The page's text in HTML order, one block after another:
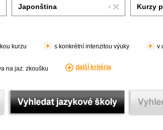
kurzu s konkrétní intenzitou výuky v
na jaz. zkoušku další kritéria